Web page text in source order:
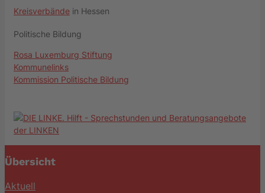
Kreisverbände in Hessen
Politische Bildung
Rosa Luxemburg Stiftung
Kommunelinks
Kommission Politische Bildung
Übersicht
Aktuell